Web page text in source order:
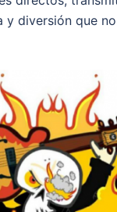
y diversión que